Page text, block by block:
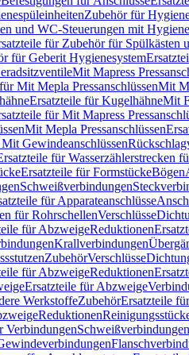
Zubehör für
und WC-Steuerungen mit
für Zubehör für Spülkästen
für Geberit Hygienesystem
Mit Mapress
Mit Mepla PressanschlüssenMit
Ersatzteile für KugelhähneMit
für Mit Mapress
Mit Mepla Pressanschlüssen
Gewindeanschlüssen
für Wasserzählerstrecken
Ersatzteile für FormstückeBögen
Schweißverbindungen
für Apparateanschlüsse
für RohrschellenVerschlüsse
für AbzweigeReduktionen
Krallverbindungen
ZubehörVerschlüsse
für AbzweigeReduktionen
Ersatzteile für Abzweige
WerkstoffeZubehörErsatzteile
Reduktionen
VerbindungenSchweißverbindungen